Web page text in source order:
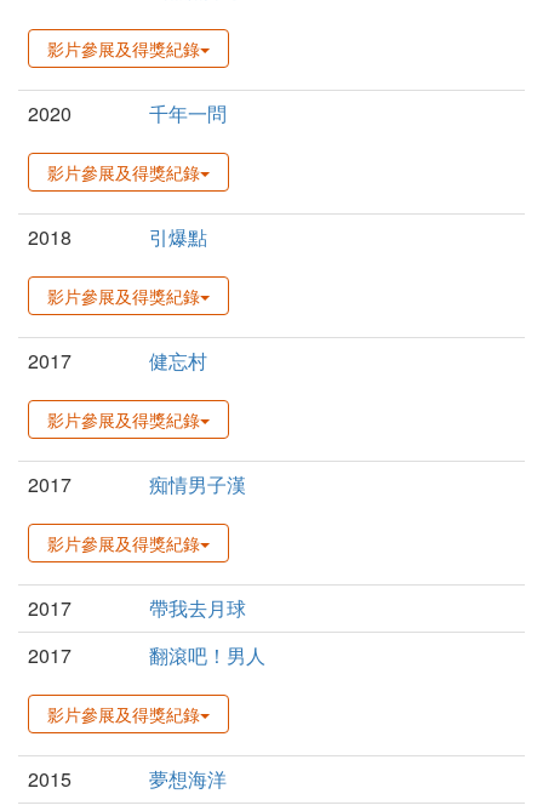
影片參展及得獎紀錄
2020 千年一問
影片參展及得獎紀錄
2018 引爆點
影片參展及得獎紀錄
2017 健忘村
影片參展及得獎紀錄
2017 痴情男子漢
影片參展及得獎紀錄
2017
帶我去月球
2017
翻滾吧！男人
影片參展及得獎紀錄
2015
夢想海洋